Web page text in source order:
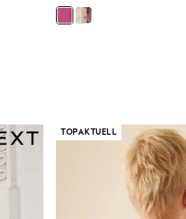
TOPAKTUELL